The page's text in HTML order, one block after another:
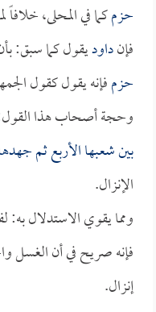
حزمكما في المحلى،
فإنداوديقول كما سبق:
حزمفإنه يقول كقول
وحجة أصحاب هذا
بين شعبها الأربع ثم
الإنزال.
ومما يقوي الاستدلال
فإنه صريح في أن الغسل
إنزال.